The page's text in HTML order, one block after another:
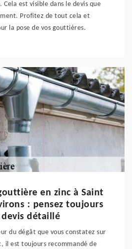
est visible dans le devis que
Profitez de tout cela et
la pose de vos gouttières.
en zinc à Saint
: pensez toujours
détaillé
du dégât que vous constatez sur
il est toujours recommandé de